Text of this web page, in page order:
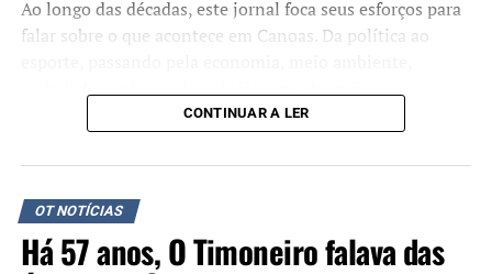
Ao longo das décadas, este jornal foca seus esforços para
falar sobre o que acontece em Canoas. Da política ao
Tonito e Jorge
Uequed. Jorge, que faleceu em 1º de novembro de 2022,
seguiu no jornal a missão de Tonito, estampada em um
editorial na primeira edição de O Timoneiro: a de dedicar
CONTINUAR A LER
OT NOTÍCIAS
Há 57 anos, O Timoneiro falava das